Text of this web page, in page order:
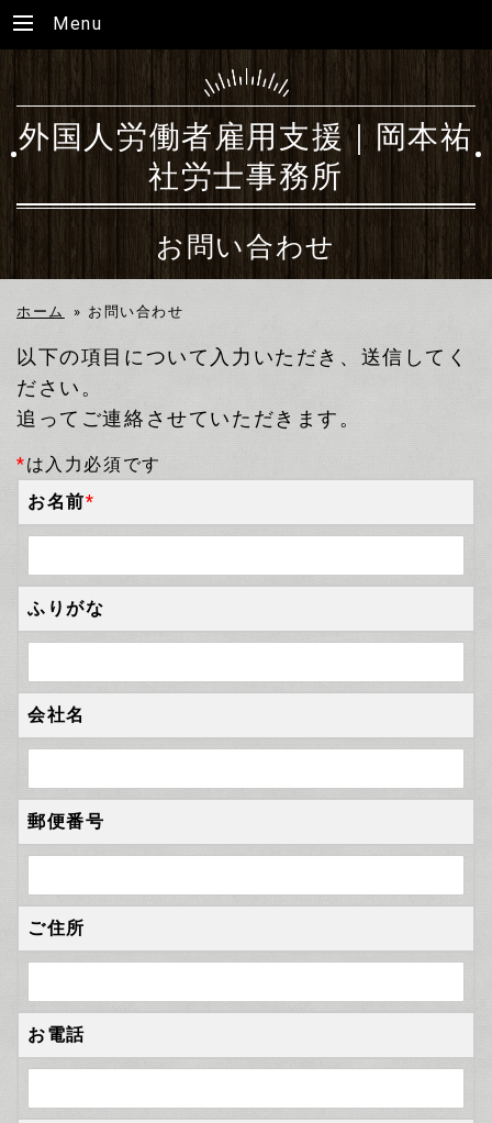
Menu
外国人労働者雇用支援｜岡本祐
社労士事務所
お問い合わせ
ホーム » お問い合わせ
以下の項目について入力いただき、送信してく
ださい。
追ってご連絡させていただきます。
*は入力必須です
お名前*
ふりがな
会社名
郵便番号
ご住所
お電話